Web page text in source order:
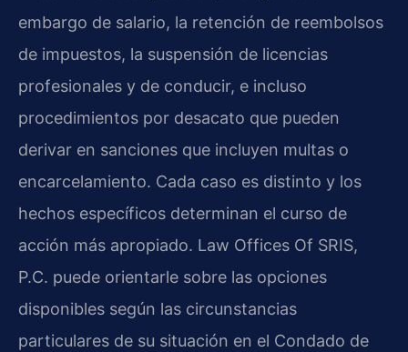
embargo de salario, la retención de reembolsos
de impuestos, la suspensión de licencias
profesionales y de conducir, e incluso
procedimientos por desacato que pueden
derivar en sanciones que incluyen multas o
encarcelamiento. Cada caso es distinto y los
hechos específicos determinan el curso de
acción más apropiado. Law Offices Of SRIS,
P.C. puede orientarle sobre las opciones
disponibles según las circunstancias
particulares de su situación en el Condado de